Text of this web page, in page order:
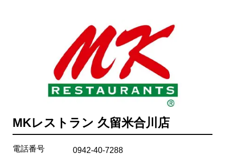
MKレストラン 久留米合川店
電話番号 0942-40-7288